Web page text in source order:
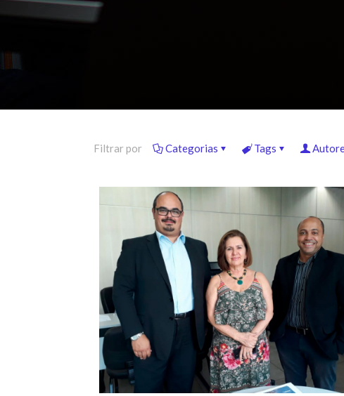
Filtrar por Categorias Tags